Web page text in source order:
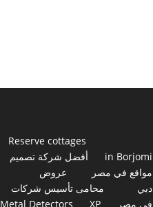
Reserve cottages
in Borjomi
أفضل شركة تصميم
مواقع في مصر
عروض
دبي
محامى تأسيس شركات
فى مصر
Metal Detectors XP